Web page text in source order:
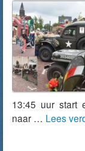
13:45 uur start
naar … Lees